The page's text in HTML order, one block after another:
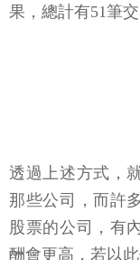
果，總計有51筆交
透過上述方式，
那些公司，而許
股票的公司，有
酬會更高，若以